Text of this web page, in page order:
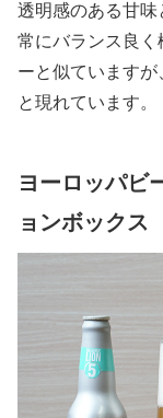
透明感のある甘
常にバランス良
ーと似ています
と現れています。
ヨーロッパビ
ョンボックス